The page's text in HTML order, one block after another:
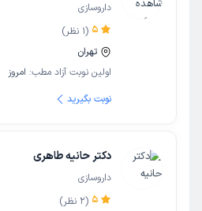
داروسازی
5
(
1 نظر)
تهران
اولین نوبت آزاد مطب: امروز
نوبت بگیرید
دکتر حانیه طاهری
داروسازی
5
(
2 نظر)